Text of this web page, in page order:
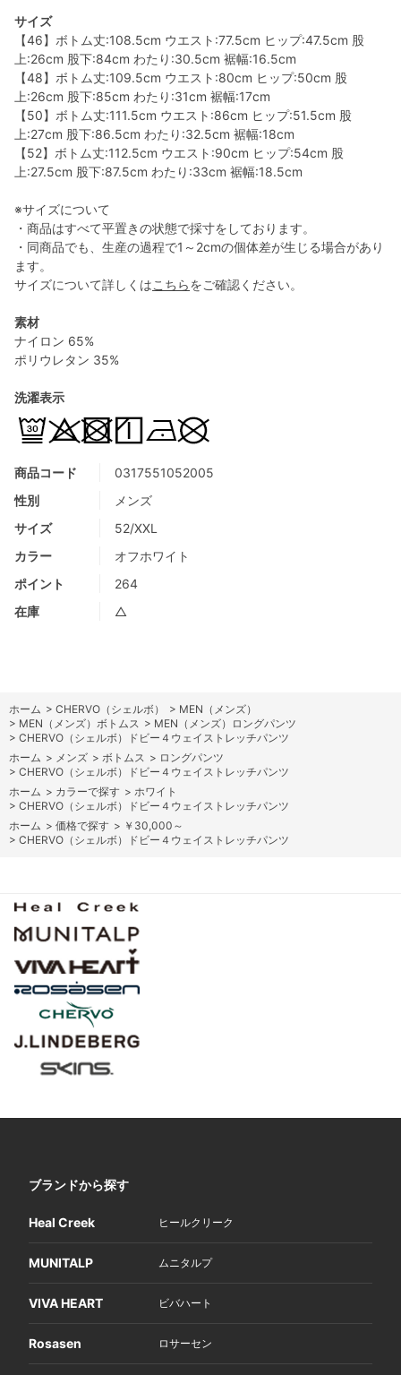
商品コード
0317551052005
性別
メンズ
サイズ
52/XXL
カラー
オフホワイト
ポイント
264
在庫
△
サイズ
【46】ボトム丈:108.5cm ウエスト:77.5cm ヒップ:47.5cm 股
上:26cm 股下:84cm わたり:30.5cm 裾幅:16.5cm
【48】ボトム丈:109.5cm ウエスト:80cm ヒップ:50cm 股
上:26cm 股下:85cm わたり:31cm 裾幅:17cm
【50】ボトム丈:111.5cm ウエスト:86cm ヒップ:51.5cm 股
上:27cm 股下:86.5cm わたり:32.5cm 裾幅:18cm
【52】ボトム丈:112.5cm ウエスト:90cm ヒップ:54cm 股
上:27.5cm 股下:87.5cm わたり:33cm 裾幅:18.5cm
※サイズについて
・商品はすべて平置きの状態で採寸をしております。
・同商品でも、生産の過程で1～2cmの個体差が生じる場合があり
ます。
サイズについて詳しくはこちらをご確認ください。
素材
ナイロン 65%
ポリウレタン 35%
洗濯表示
ホーム > CHERVO（シェルボ） > MEN（メンズ）
> MEN（メンズ）ボトムス > MEN（メンズ）ロングパンツ
> CHERVO（シェルボ）ドビー４ウェイストレッチパンツ
ホーム > メンズ > ボトムス > ロングパンツ
> CHERVO（シェルボ）ドビー４ウェイストレッチパンツ
ホーム > カラーで探す > ホワイト
> CHERVO（シェルボ）ドビー４ウェイストレッチパンツ
ホーム > 価格で探す > ￥30,000～
> CHERVO（シェルボ）ドビー４ウェイストレッチパンツ
ブランドから探す
Heal Creek ヒールクリーク
MUNITALP ムニタルプ
VIVA HEART ビバハート
Rosasen ロサーセン